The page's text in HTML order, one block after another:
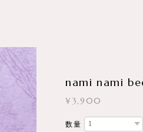
nami nami
¥3,900
数量